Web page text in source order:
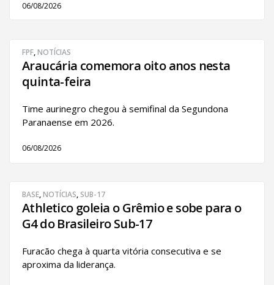
06/08/2026
FPF,NOTÍCIAS
Araucária comemora oito anos nesta
quinta-feira
Time aurinegro chegou à semifinal da Segundona
Paranaense em 2026.
06/08/2026
BASE,NOTÍCIAS,SUB-17
Athletico goleia o Grêmio e sobe para o
G4 do Brasileiro Sub-17
Furacão chega à quarta vitória consecutiva e se
aproxima da liderança.